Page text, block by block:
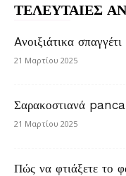
ΤΕΛΕΥΤΑΙΕΣ
Aνοιξιάτικα
21 Μαρτίου 2025
Σαρακοστιανά
21 Μαρτίου 2025
Πώς να φτιάξετε το